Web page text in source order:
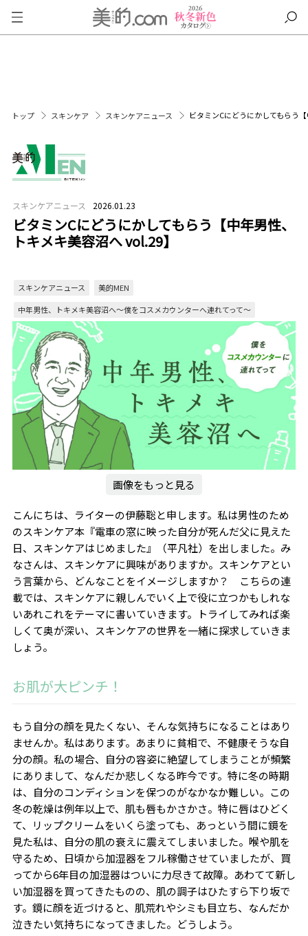
トップ スキンケア スキンケアニュース ビタミンCにどうにかしてもらう
スキンケアニュース 2026.01.23
ビタミンCにどうにかしてもらう【中年男性、
トキメキ美容沼へ vol.29】
スキンケアニュース
美的MEN
中年男性、トキメキ美容沼へ〜僕をコスメカウンターへ連れてって～
画像をもっと見る
こんにちは、ライターの伊藤聡と申します。私は男性のため
のスキンケア本『電車の窓に映った自分が死んだ父に見えた
日、スキンケアはじめました』（平凡社）を出しました。み
なさんは、スキンケアに興味がありますか。スキンケアとい
う言葉から、どんなことをイメージしますか？ こちらの連
載では、スキンケアに親しんでいく上で役に立つかもしれな
いあれこれをテーマに書いていきます。トライしてみれば楽
しくて奥が深い、スキンケアの世界を一緒に探求していきま
しょう。
お肌が大ピンチ！
もう自分の顔を見たくない、そんな気持ちになることはあり
ませんか。私はあります。あまりに貧相で、不健康そうな自
分の顔。私の場合、自分の容姿に絶望してしまうことが頻繁
にありまして、なんだか悲しくなる昨今です。特に冬の時期
は、自分のコンディションを保つのがなかなか難しい。この
冬の乾燥は例年以上で、肌も唇もかさかさ。特に唇はひどく
て、リップクリームをいくら塗っても、あっという間に鏡を
見た私は、自分の肌の衰えに震えてしまいました。喉や肌を
守るため、日頃から加湿器をフル稼働させていましたが、買
ってから6年目の加湿器はついに力尽きて故障。あわてて新し
い加湿器を買ってきたものの、肌の調子はひたすら下り坂で
す。鏡に顔を近づけると、肌荒れやシミも目立ち、なんだか
泣きたい気持ちになってきました。どうしよう。